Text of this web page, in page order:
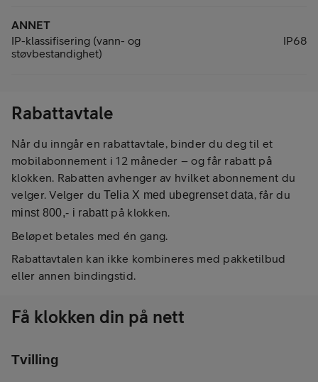
ANNET
IP-klassifisering (vann- og
støvbestandighet)
IP68
Rabattavtale
Når du inngår en rabattavtale, binder du deg til et
mobilabonnement i 12 måneder – og får rabatt på
klokken. Rabatten avhenger av hvilket abonnement du
velger. Velger duTelia X med ubegrenset data , får du
minst 800,- i rabatt på klokken.
Beløpet betales med én gang.
Rabattavtalen kan ikke kombineres med pakketilbud
eller annen bindingstid.
Få klokken din på nett
Tvilling